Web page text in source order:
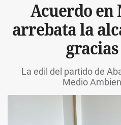
Acuerdo en
arrebata la
La edil del partido de
Medio